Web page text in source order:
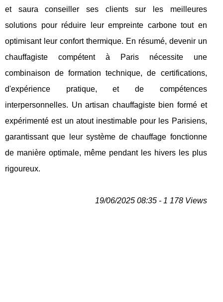
et saura conseiller ses clients sur les meilleures
solutions pour réduire leur empreinte carbone tout en
optimisant leur confort thermique. En résumé, devenir un
chauffagiste compétent à Paris nécessite une
combinaison de formation technique, de certifications,
d'expérience pratique, et de compétences
interpersonnelles. Un artisan chauffagiste bien formé et
expérimenté est un atout inestimable pour les Parisiens,
garantissant que leur système de chauffage fonctionne
de manière optimale, même pendant les hivers les plus
rigoureux.
19/06/2025 08:35 - 1 178 Views